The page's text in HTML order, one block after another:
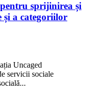
sprijinirea și
și a categoriilor
Uncaged
servicii sociale